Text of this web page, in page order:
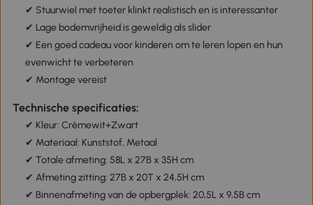
✔ Stuurwiel met toeter klinkt realistisch en is interessanter
✔ Lage bodemvrijheid is geweldig als slider
✔ Een goed cadeau voor kinderen om te leren lopen en hun
evenwicht te verbeteren
✔ Montage vereist
Technische specificaties:
✔ Kleur: Crèmewit+Zwart
✔ Materiaal: Kunststof, Metaal
✔ Totale afmeting: 58L x 27B x 35H cm
✔ Afmeting zitting: 27B x 20T x 24,5H cm
✔ Binnenafmeting van de opbergplek: 20,5L x 9,5B cm